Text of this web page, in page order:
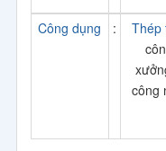
Công dụng : Thép
công